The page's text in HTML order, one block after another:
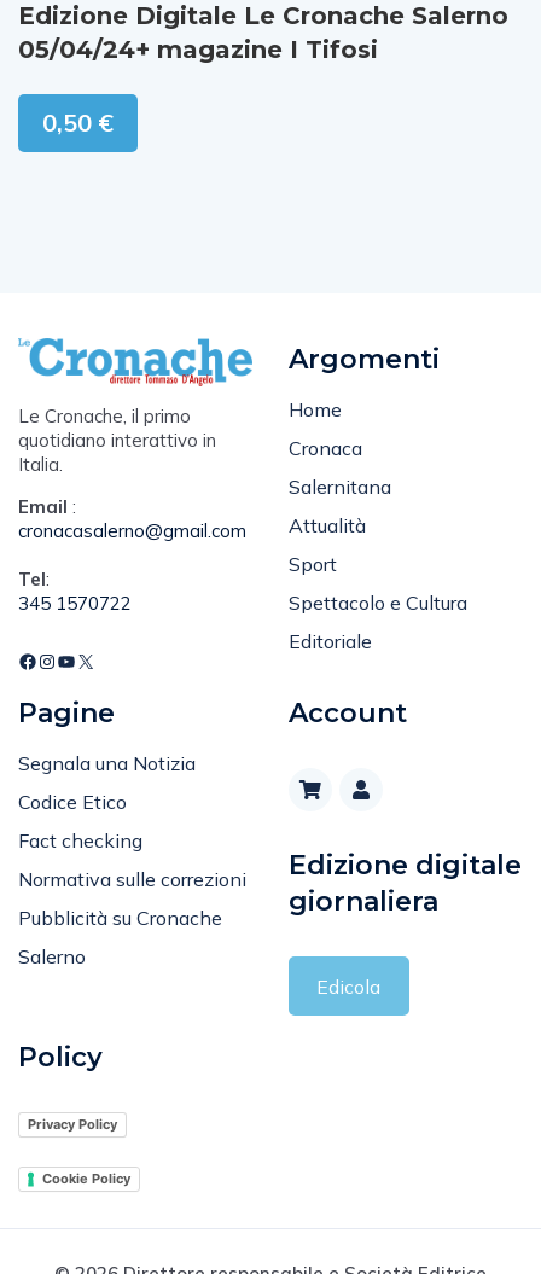
Edizione Digitale Le Cronache Salerno
05/04/24+ magazine I Tifosi
0,50 €
Le Cronache, il primo
quotidiano interattivo in
Italia.
Email :
cronacasalerno@gmail.com
Tel:
345 1570722
Argomenti
Home
Cronaca
Salernitana
Attualità
Sport
Spettacolo e Cultura
Editoriale
Pagine
Segnala una Notizia
Codice Etico
Fact checking
Normativa sulle correzioni
Pubblicità su Cronache
Salerno
Account
Edizione digitale
giornaliera
Edicola
Policy
Privacy Policy
Cookie Policy